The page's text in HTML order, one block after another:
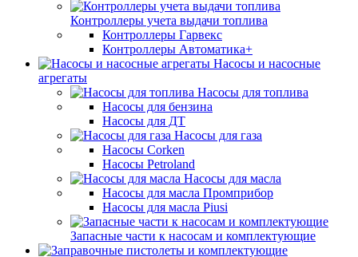
Контроллеры учета выдачи топлива
Контроллеры Гарвекс
Контроллеры Автоматика+
Насосы и насосные
агрегаты
Насосы для топлива
Насосы для бензина
Насосы для ДТ
Насосы для газа
Насосы Corken
Насосы Petroland
Насосы для масла
Насосы для масла Промприбор
Насосы для масла Piusi
Запасные части к насосам и комплектующие